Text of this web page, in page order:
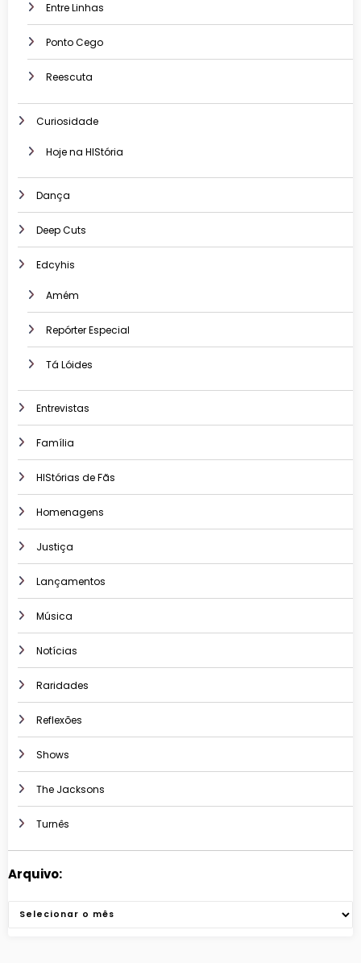
Entre Linhas
Ponto Cego
Reescuta
Curiosidade
Hoje na HIStória
Dança
Deep Cuts
Edcyhis
Amém
Repórter Especial
Tá Lóides
Entrevistas
Família
HIStórias de Fãs
Homenagens
Justiça
Lançamentos
Música
Notícias
Raridades
Reflexões
Shows
The Jacksons
Turnês
Arquivo:
Arquivos